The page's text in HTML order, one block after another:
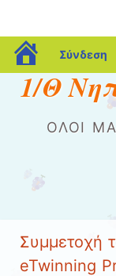
blogs.sch.gr
Σύνδεση
1/Θ
ΌΛΟΙ
Συμμετοχή
eTwinning